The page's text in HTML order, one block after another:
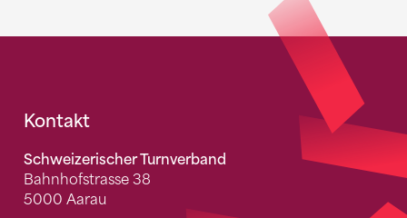
Fusszeile
Kontakt
Schweizerischer Turnverband
Bahnhofstrasse 38
5000 Aarau